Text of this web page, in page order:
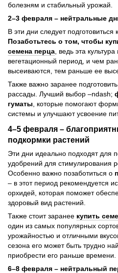
болезням и стабильный урожай.
2–3 февраля – нейтральные
В эти дни следует
Позаботьтесь о том, чтобы
семена перца , ведь эта
вегетационный период, и чем
высеиваются, тем раньше ее
Также важно заранее подготовить
рассады. Лучший выбор –ndash;
гуматы , которые помогают
системы и улучшают усвоение
4–5 февраля –
подкормки растений
Эти дни идеально подходят для
удобрений для стимулирования
Особенно важно позаботиться о
– в этот период рекомендуется
орхидей, которая поможет
здоровый вид растений.
Также стоит заранее купить
один из самых популярных
урожайностью и отличными
сезона его может быть трудно
приобрести его раньше времени.
6–8 февраля – нейтральный